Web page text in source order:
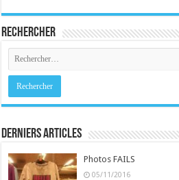
Rechercher
Derniers Articles
Photos FAILS
05/11/2016